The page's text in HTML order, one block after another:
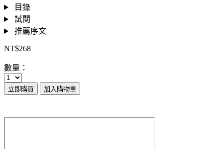
目錄
試閱
推薦序文
NT$268
數量：
立即購買 加入購物車